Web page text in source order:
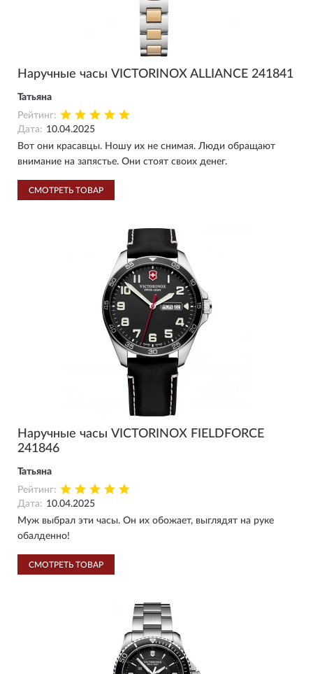
Наручные часы VICTORINOX ALLIANCE 241841
Татьяна
Рейтинг:
Дата: 10.04.2025
Вот они красавцы. Ношу их не снимая. Люди обращают
внимание на запястье. Они стоят своих денег.
СМОТРЕТЬ ТОВАР
Наручные часы VICTORINOX FIELDFORCE
241846
Татьяна
Рейтинг:
Дата: 10.04.2025
Муж выбрал эти часы. Он их обожает, выглядят на руке
обалденно!
СМОТРЕТЬ ТОВАР